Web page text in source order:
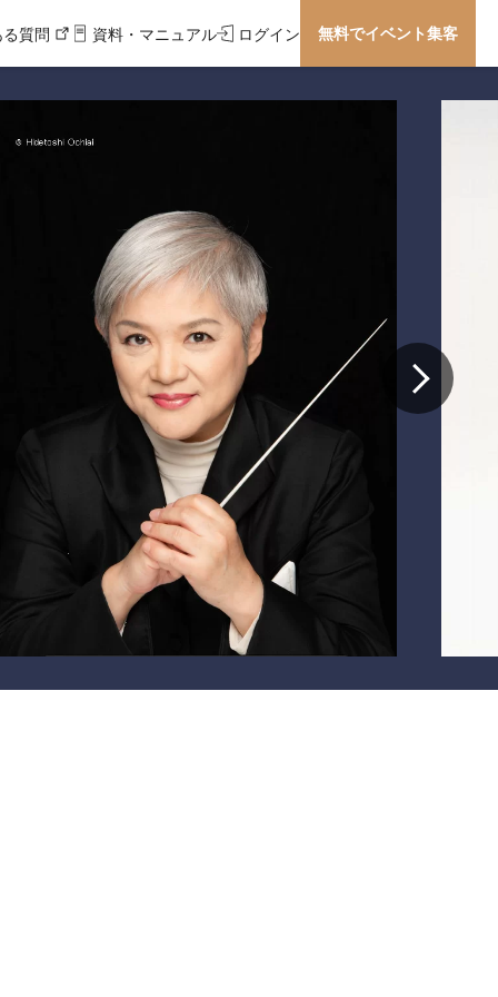
る質問 資料・マニュアル ログイン 無料でイベント集客